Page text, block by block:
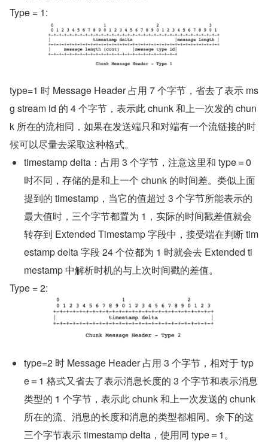
Type = 1:
type=1 时 Message Header 占用 7 个字节，省去了表示 ms
g stream id 的 4 个字节，表示此 chunk 和上一次发的 chun
k 所在的流相同，如果在发送端只和对端有一个流链接的时
候可以尽量去采取这种格式。
timestamp delta：占用 3 个字节，注意这里和 type＝0
时不同，存储的是和上一个 chunk 的时间差。类似上面
提到的 timestamp，当它的值超过 3 个字节所能表示的
最大值时，三个字节都置为 1，实际的时间戳差值就会
转存到 Extended Timestamp 字段中，接受端在判断 tim
estamp delta 字段 24 个位都为 1 时就会去 Extended ti
mestamp 中解析时机的与上次时间戳的差值。
Type = 2:
type=2 时 Message Header 占用 3 个字节，相对于 typ
e＝1 格式又省去了表示消息长度的 3 个字节和表示消息
类型的 1 个字节，表示此 chunk 和上一次发送的 chunk
所在的流、消息的长度和消息的类型都相同。余下的这
三个字节表示 timestamp delta，使用同 type＝1。